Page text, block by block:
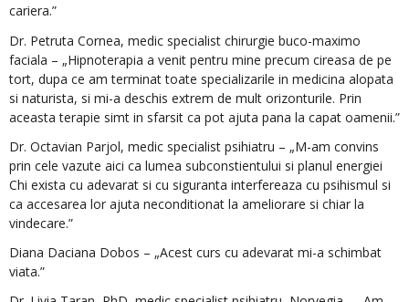
cariera.”
Dr. Petruta Cornea, medic specialist chirurgie buco-maximo
faciala – „Hipnoterapia a venit pentru mine precum cireasa de pe
tort, dupa ce am terminat toate specializarile in medicina alopata
si naturista, si mi-a deschis extrem de mult orizonturile. Prin
aceasta terapie simt in sfarsit ca pot ajuta pana la capat oamenii.”
Dr. Octavian Parjol, medic specialist psihiatru – „M-am convins
prin cele vazute aici ca lumea subconstientului si planul energiei
Chi exista cu adevarat si cu siguranta interfereaza cu psihismul si
ca accesarea lor ajuta neconditionat la ameliorare si chiar la
vindecare.”
Diana Daciana Dobos – „Acest curs cu adevarat mi-a schimbat
viata.”